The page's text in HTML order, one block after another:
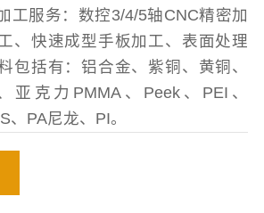
工服务：数控3/4/5轴CNC精密加
、快速成型手板加工、表面处理
包括有：铝合金、紫铜、黄铜、
亚克力PMMA、Peek、PEI、
、PA尼龙、PI。